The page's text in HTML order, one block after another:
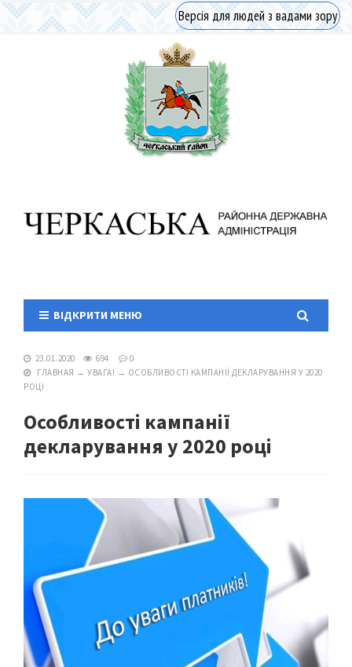
Версія для людей з вадами зору
ВІДКРИТИ МЕНЮ
23.01.2020 694
0
ГЛАВНАЯ → УВАГА! → ОСОБЛИВОСТІ КАМПАНІЇ ДЕКЛАРУВАННЯ У 2020
РОЦІ
Особливості кампанії
декларування у 2020 році